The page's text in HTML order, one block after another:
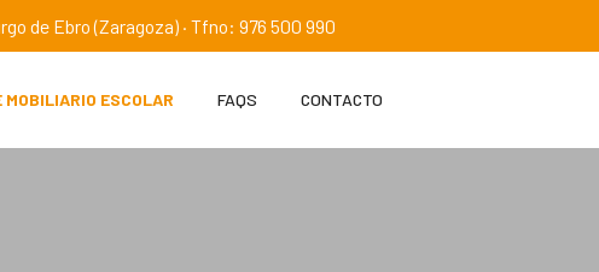
de Ebro (Zaragoza) · Tfno: 976 500 990
ESCOLAR FAQS CONTACTO